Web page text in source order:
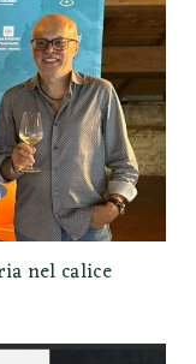
nel calice